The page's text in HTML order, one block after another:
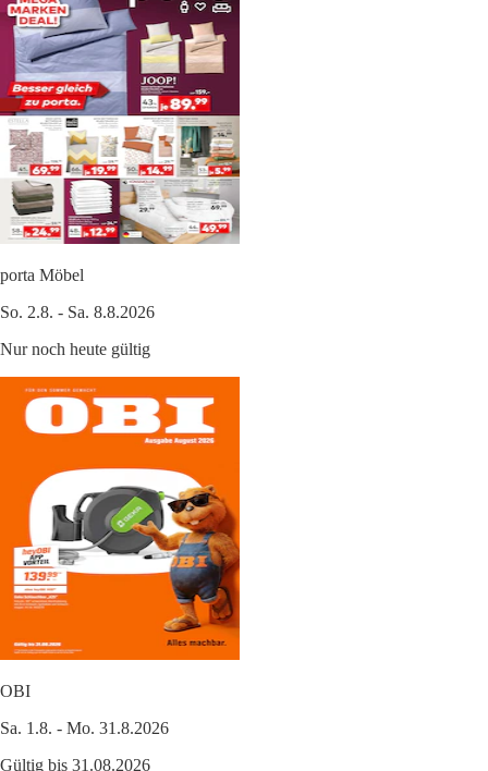
porta Möbel
So. 2.8. - Sa. 8.8.2026
Nur noch heute gültig
OBI
Sa. 1.8. - Mo. 31.8.2026
Gültig bis 31.08.2026